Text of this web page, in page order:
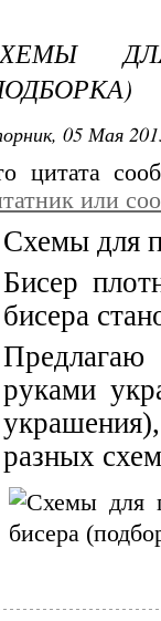
05 Мая
цитата
или
Схемы для
Бисер
бисера
руками
разных схем